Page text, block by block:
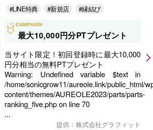
#LINE特典 #新規店 #縁結び
最大10,000円分PTプレゼント
当サイト限定！初回登録時に最大10,000
円分相当の無料PTプレゼント
Warning: Undefined variable $text in
/home/sonicgrow11/aureole.link/public_html/
content/themes/AUREOLE2023/parts/parts-
ranking_five.phpon line70
...
提供：株式会社グラフィット